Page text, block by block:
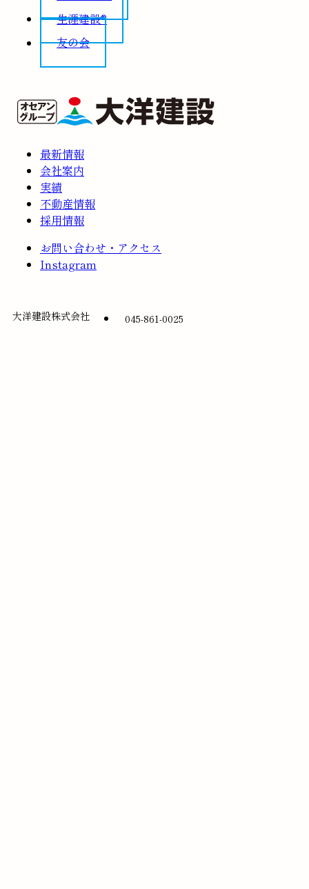
生涯建設®
友の会
最新情報
会社案内
実績
不動産情報
採用情報
お問い合わせ・アクセス
Instagram
大洋建設株式会社 045-861-0025